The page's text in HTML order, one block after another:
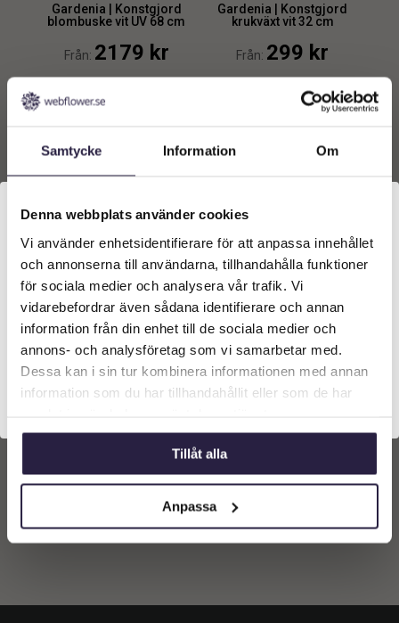
Samtycke Information Om
Denna webbplats använder cookies
Vi använder enhetsidentifierare för att anpassa innehållet
och annonserna till användarna, tillhandahålla funktioner
för sociala medier och analysera vår trafik. Vi
vidarebefordrar även sådana identifierare och annan
information från din enhet till de sociala medier och
annons- och analysföretag som vi samarbetar med.
Dessa kan i sin tur kombinera informationen med annan
information som du har tillhandahållit eller som de har
Tillåt alla
Anpassa
Gardenia | Konstgjord
blombuske vit UV 68 cm
Från: 2179 kr
Lägg till i
Gardenia | Konstgjord
krukväxt vit 32 cm
Från: 299 kr
Lägg till i
Gardenia | Vit krukväxt 45
cm
Från: 1389kr
Välkommen till Webflower
Vilken typ av kund är du? Du kan alltid justera ditt val
längst upp på sidan.
Företagskund (exkl. moms)
Privatkund (inkl. moms)